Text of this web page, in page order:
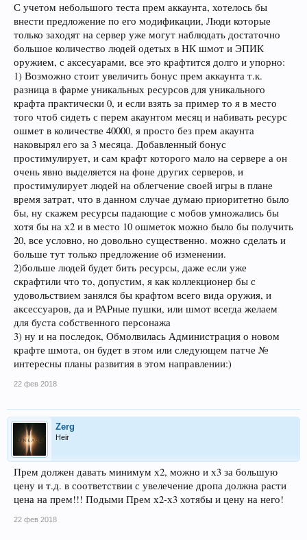
С учетом небольшого теста прем аккаунта, хотелось бы
внести предложение по его модификации, Люди которые
только заходят на сервер уже могут наблюдать достаточно
большое количество людей одетых в НК шмот и ЭПИК
оружием, с аксесуарами, все это крафтится долго и упорно:
1) Возможно стоит увеличить бонус прем аккаунта т.к.
разница в фарме уникальных ресурсов для уникального
крафта практически 0, и если взять за пример то я в место
того чтоб сидеть с перем акаунтом месяц и набивать ресурс
ошмет в количестве 40000, я просто без прем акаунта
наковырял его за 3 месяца. Добавленный бонус
простимулирует, и сам крафт которого мало на сервере а он
очень явно выделяется на фоне других серверов, и
простимулирует людей на облегчение своей игры в плане
время затрат, что в данном случае думаю приоритетно было
бы, ну скажем ресурсы падающие с мобов умножались бы
хотя бы на х2 и в место 10 ошметок можно было бы получить
20, все условно, но довольно существенно. можно сделать и
больше тут только предложение об изменении.
2)больше людей будет бить ресурсы, даже если уже
скрафтили что то, допустим, я как коллекционер бы с
удовольствием занялся бы крафтом всего вида оружия, и
аксессуаров, да и РАРные пушки, или шмот всегда желаем
для буста собственного персонажа
3) ну и на последок, Обмолвилась Администрация о новом
крафте шмота, он будет в этом или следующем патче №
интересны планы развития в этом направлении:)
22 фев 2018
Zerg
Heir
Прем должен давать минимум х2, можно и х3 за большую
цену и т.д. в соответствии с увелечение дропа должна расти
цена на прем!!! Подыми Прем х2-х3 хотябы и цену на него!
22 фев 2018